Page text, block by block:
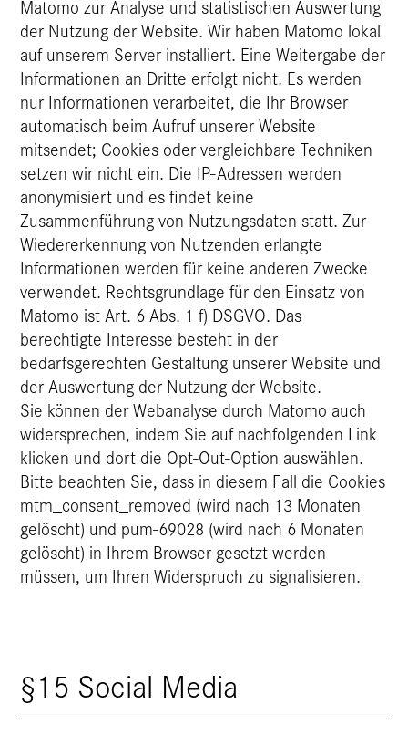
Matomo zur Analyse und statistischen Auswertung
der Nutzung der Website. Wir haben Matomo lokal
auf unserem Server installiert. Eine Weitergabe der
Informationen an Dritte erfolgt nicht. Es werden
nur Informationen verarbeitet, die Ihr Browser
automatisch beim Aufruf unserer Website
mitsendet; Cookies oder vergleichbare Techniken
setzen wir nicht ein. Die IP-Adressen werden
anonymisiert und es findet keine
Zusammenführung von Nutzungsdaten statt. Zur
Wiedererkennung von Nutzenden erlangte
Informationen werden für keine anderen Zwecke
verwendet. Rechtsgrundlage für den Einsatz von
Matomo ist Art. 6 Abs. 1 f) DSGVO. Das
berechtigte Interesse besteht in der
bedarfsgerechten Gestaltung unserer Website und
der Auswertung der Nutzung der Website.
Sie können der Webanalyse durch Matomo auch
widersprechen, indem Sie auf nachfolgenden Link
klicken und dort die Opt-Out-Option auswählen.
Bitte beachten Sie, dass in diesem Fall die Cookies
mtm_consent_removed (wird nach 13 Monaten
gelöscht) und pum-69028 (wird nach 6 Monaten
gelöscht) in Ihrem Browser gesetzt werden
müssen, um Ihren Widerspruch zu signalisieren.
§15 Social Media